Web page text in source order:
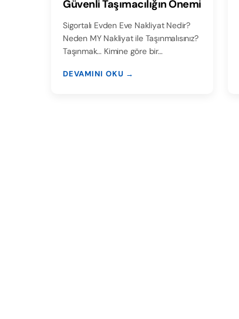
Güvenli Taşımacılığın Önemi
Sigortalı Evden Eve Nakliyat Nedir?
Neden MY Nakliyat ile Taşınmalısınız?
Taşınmak… Kimine göre bir…
DEVAMINI OKU →